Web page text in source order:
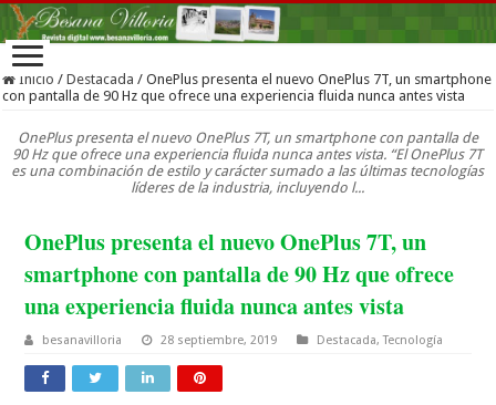
Inicio / Destacada / OnePlus presenta el nuevo OnePlus 7T, un smartphone
con pantalla de 90 Hz que ofrece una experiencia fluida nunca antes vista
OnePlus presenta el nuevo OnePlus 7T, un smartphone con pantalla de
90 Hz que ofrece una experiencia fluida nunca antes vista. “El OnePlus 7T
es una combinación de estilo y carácter sumado a las últimas tecnologías
líderes de la industria, incluyendo l...
OnePlus presenta el nuevo OnePlus 7T, un
smartphone con pantalla de 90 Hz que ofrece
una experiencia fluida nunca antes vista
besanavilloria 28 septiembre, 2019 Destacada,Tecnología